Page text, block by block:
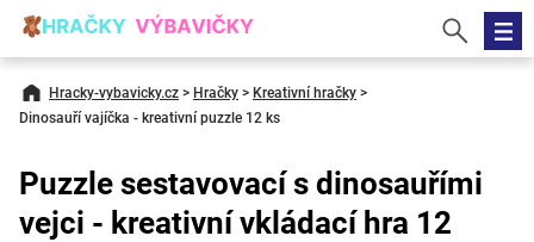
Hracky-vybavicky.cz > Hračky > Kreativní hračky >
Dinosauří vajíčka - kreativní puzzle 12 ks
Puzzle sestavovací s dinosauřími
vejci - kreativní vkládací hra 12